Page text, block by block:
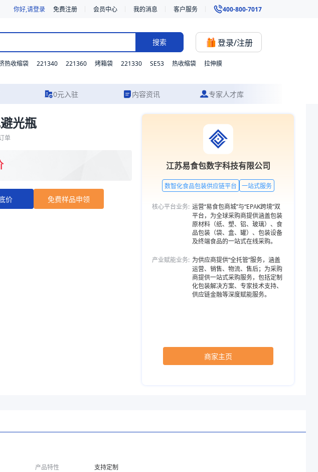
你好,请登录 免费注册 会员中心 我的消息 客户服务 400-800-7017
搜索 登录/注册
热收缩袋 221340 221360 烤箱袋 221330 SE53 热收缩袋 拉伸膜
0元入驻 内容资讯 专家人才库
的灵活定制，并提供从方案设计到成品交付的一站式食品包装服务。更多包装品类，欢迎访问易食
光瓶
单
价 免费样品申领
江苏易食包数字科技有限公司
数智化食品包装供应链平台 一站式服务
核心平台业务: 运营“易食包商城”与“EPAK跨境”双
平台，为全球采购商提供涵盖包装
原材料（纸、塑、铝、玻璃）、食
品包装（袋、盒、罐）、包装设备
及终端食品的一站式在线采购。
产业赋能业务: 为供应商提供“全托管”服务，涵盖
运营、销售、物流、售后；为采购
商提供一站式采购服务，包括定制
化包装解决方案、专家技术支持、
供应链金融等深度赋能服务。
商家主页
产品特性 支持定制